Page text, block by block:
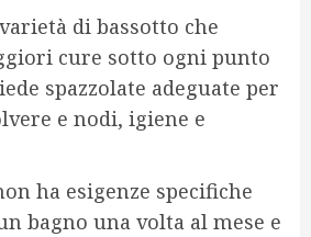
di bassotto che
cure sotto ogni punto
spazzolate adeguate per
e nodi, igiene e
ha esigenze specifiche
bagno una volta al mese e